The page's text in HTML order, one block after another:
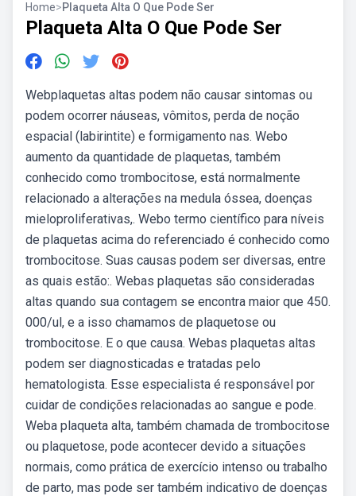
Home>Plaqueta Alta O Que Pode Ser
Plaqueta Alta O Que Pode Ser
Webplaquetas altas podem não causar sintomas ou
podem ocorrer náuseas, vômitos, perda de noção
espacial (labirintite) e formigamento nas. Webo
aumento da quantidade de plaquetas, também
conhecido como trombocitose, está normalmente
relacionado a alterações na medula óssea, doenças
mieloproliferativas,. Webo termo científico para níveis
de plaquetas acima do referenciado é conhecido como
trombocitose. Suas causas podem ser diversas, entre
as quais estão:. Webas plaquetas são consideradas
altas quando sua contagem se encontra maior que 450.
000/ul, e a isso chamamos de plaquetose ou
trombocitose. E o que causa. Webas plaquetas altas
podem ser diagnosticadas e tratadas pelo
hematologista. Esse especialista é responsável por
cuidar de condições relacionadas ao sangue e pode.
Weba plaqueta alta, também chamada de trombocitose
ou plaquetose, pode acontecer devido a situações
normais, como prática de exercício intenso ou trabalho
de parto, mas pode ser também indicativo de doenças